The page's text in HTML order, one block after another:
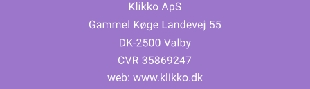
web: www.klikko.dk